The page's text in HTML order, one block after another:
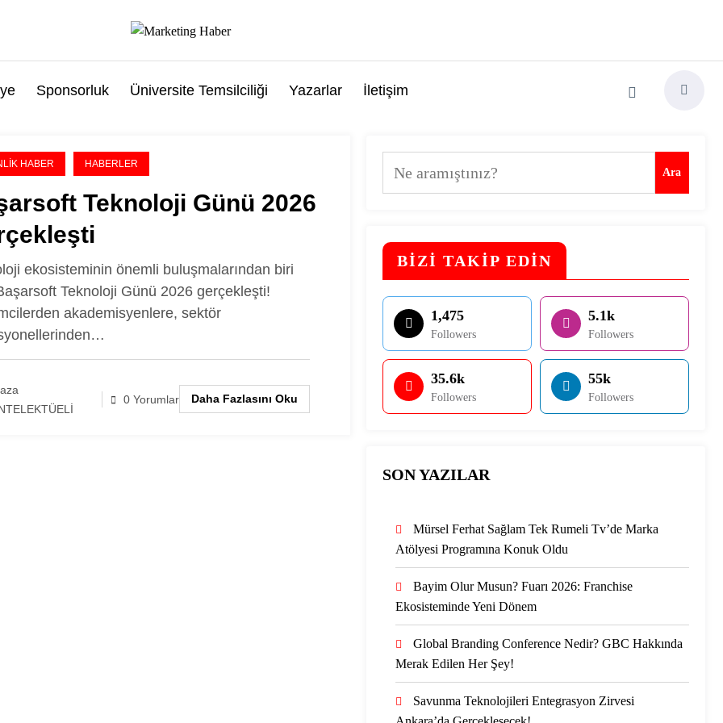
Sponsorluk Üniversite Temsilciliği Yazarlar İletişim
HABER HABERLER
Teknoloji Günü 2026
ekosisteminin önemli buluşmalarından biri
Teknoloji Günü 2026 gerçekleşti!
akademisyenlere, sektör
0 Yorumlar Daha Fazlasını Oku
Ara Ara
BİZİ TAKİP EDİN
1,475
Followers
5.1k
Followers
35.6k
Followers
55k
Followers
SON YAZILAR
Mürsel Ferhat Sağlam Tek Rumeli Tv’de Marka
Atölyesi Programına Konuk Oldu
Bayim Olur Musun? Fuarı 2026: Franchise
Ekosisteminde Yeni Dönem
Global Branding Conference Nedir? GBC Hakkında
Merak Edilen Her Şey!
Savunma Teknolojileri Entegrasyon Zirvesi